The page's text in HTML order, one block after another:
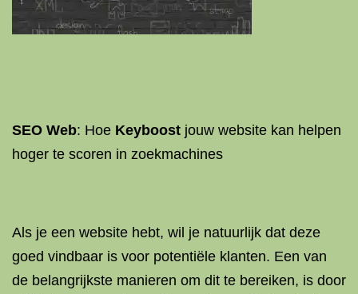
SEO Web: Hoe Keyboost jouw website kan helpen
hoger te scoren in zoekmachines
Als je een website hebt, wil je natuurlijk dat deze
goed vindbaar is voor potentiële klanten. Een van
de belangrijkste manieren om dit te bereiken, is door